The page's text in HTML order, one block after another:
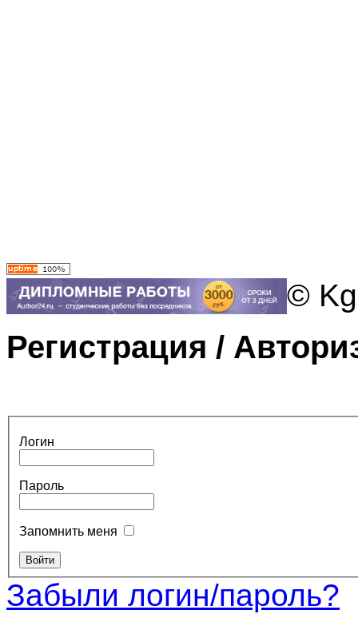
©
Регистрация /
Логин
Пароль
Запомнить меня
Забыли логин/пароль?